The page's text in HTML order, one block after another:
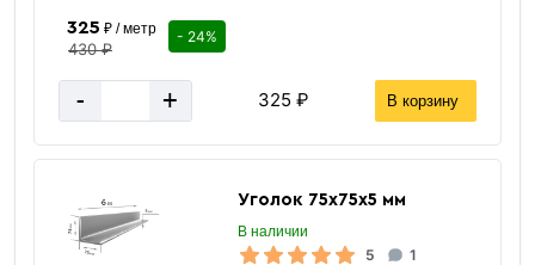
325 ₽ / метр
430 ₽
- 24%
- + 325 ₽ В корзину
Уголок 75х75х5 мм
В наличии
5 1